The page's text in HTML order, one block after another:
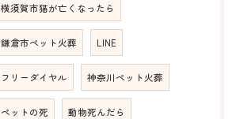
横須賀市猫が亡くなったら
鎌倉市ペット火葬 LINE
フリーダイヤル 神奈川ペット火葬
ペットの死 動物死んだら